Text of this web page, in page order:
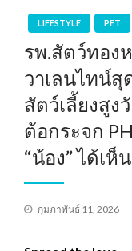
LIFESTYLE PET
รพ.สัตว์ทอง
วาเลนไทน์สุ
สัตว์เลี้ยงสูง
ต้อกระจก
“น้อง” ได้เห็
Posted
กุมภาพันธ์ 11, 2026